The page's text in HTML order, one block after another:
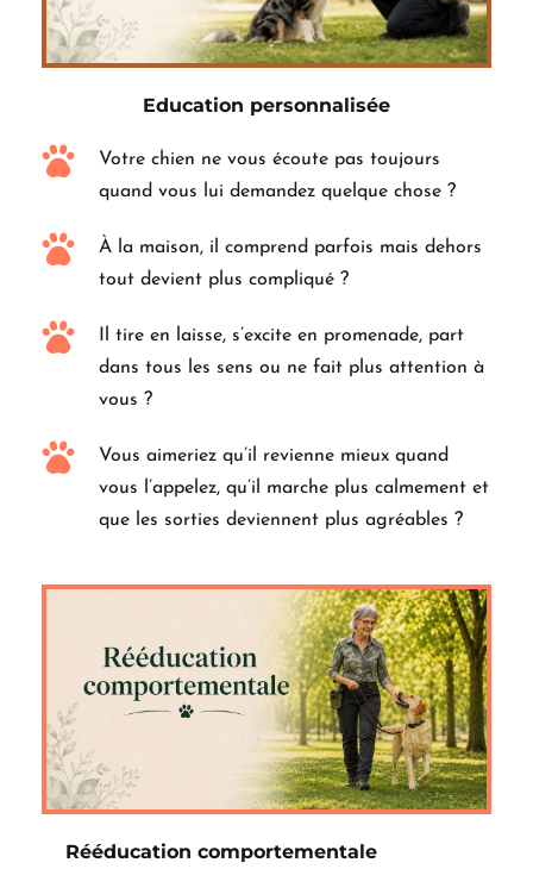
Education personnalisée
Votre chien ne vous écoute pas toujours
quand vous lui demandez quelque chose ?
À la maison, il comprend parfois mais dehors
tout devient plus compliqué ?
Il tire en laisse, s’excite en promenade, part
dans tous les sens ou ne fait plus attention à
vous ?
Vous aimeriez qu’il revienne mieux quand
vous l’appelez, qu’il marche plus calmement et
que les sorties deviennent plus agréables ?
Rééducation comportementale